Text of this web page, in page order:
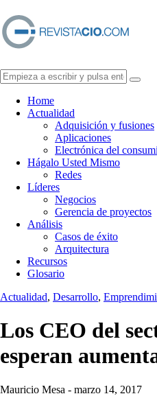
Home
Actualidad
Adquisición y fusiones
Aplicaciones
Electrónica del
Hágalo Usted Mismo
Redes
Líderes
Negocios
Gerencia de proyectos
Análisis
Casos de éxito
Arquitectura
Recursos
Glosario
Actualidad, Desarrollo,
Los CEO del
esperan
Mauricio Mesa - marzo 14, 2017